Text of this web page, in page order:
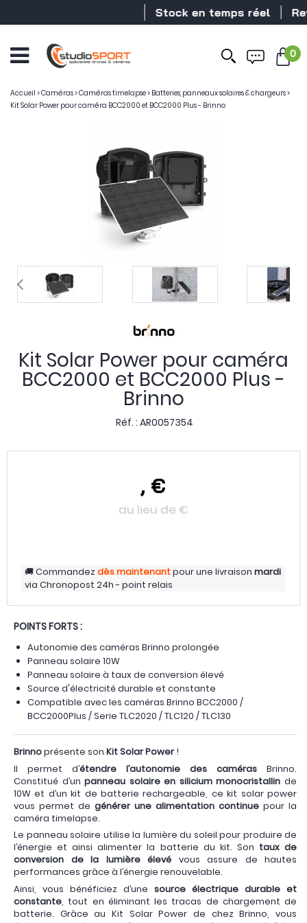
Stock en temps réel
0
Accueil >Caméras>Caméras timelapse> Batteries, panneaux solaires & chargeurs>
Kit Solar Power pour caméra BCC2000 et BCC2000 Plus - Brinno
Kit Solar Power pour caméra
BCC2000 et BCC2000 Plus -
Brinno
Réf. : AR0057354
, €
au lieu de €
Commandezdès maintenantpour une livraison mardi
via Chronopost 24h - point relais
POINTS FORTS :
Autonomie des caméras Brinno prolongée
Panneau solaire 10W
Panneau solaire à taux de conversion élevé
Source d'électricité durable et constante
Compatible avec les caméras Brinno BCC2000 /
BCC2000Plus / Serie TLC2020 / TLC120 / TLC130
Brinnoprésente son Kit Solar Power!
Il permet d’étendre l’autonomie des caméras Brinno.
Constitué d’unpanneau solaire en silicium monocristallin de
10W et d’un kit de batterie rechargeable, ce kit solar power
vous permet de générer une alimentation continue pour la
caméra timelapse.
Le panneau solaire utilise la lumière du soleil pour produire de
l’énergie et ainsi alimenter la batterie du kit. Son taux de
conversion de la lumière élevé vous assure de hautes
performances grâce à l’énergie renouvelable.
Ainsi, vous bénéficiez d’une source électrique durable et
constante , tout en éliminant les tracas de chargement de
batterie. Grâce au Kit Solar Power de chez Brinno, vous